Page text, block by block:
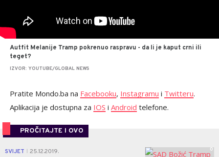
Autfit Melanije Tramp pokrenuo raspravu - da li je kaput crni ili
teget?
IZVOR: YOUTUBE/GLOBAL NEWS
Pratite Mondo.ba na Facebooku, Instagramu i Twitteru.
Aplikacija je dostupna za IOS i Android telefone.
PROČITAJTE I OVO
SVIJET 25.12.2019. 0